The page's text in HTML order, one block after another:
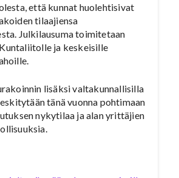
että kunnat huolehtisivat
tilaajiensa
Julkilausuma toimitetaan
ja keskeisille
lisäksi valtakunnallisilla
tänä vuonna pohtimaan
nykytilaa ja alan yrittäjien